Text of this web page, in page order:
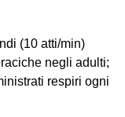
(10 atti/min)
negli adulti;
respiri ogni